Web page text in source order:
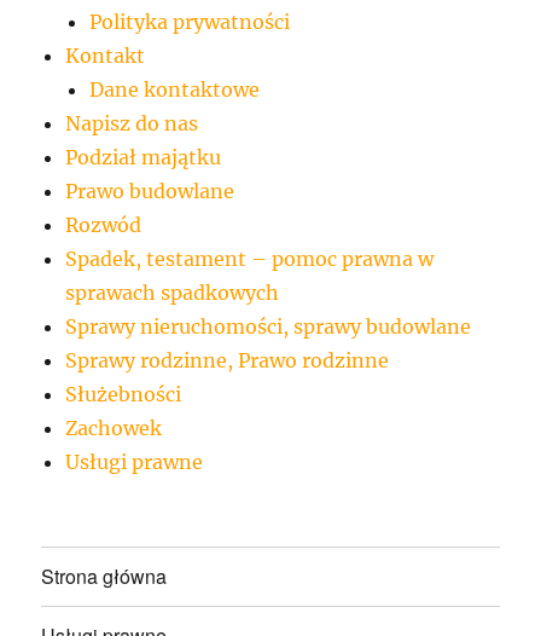
Polityka prywatności
Kontakt
Dane kontaktowe
Napisz do nas
Podział majątku
Prawo budowlane
Rozwód
Spadek, testament – pomoc prawna w
sprawach spadkowych
Sprawy nieruchomości, sprawy budowlane
Sprawy rodzinne, Prawo rodzinne
Służebności
Zachowek
Usługi prawne
Strona główna